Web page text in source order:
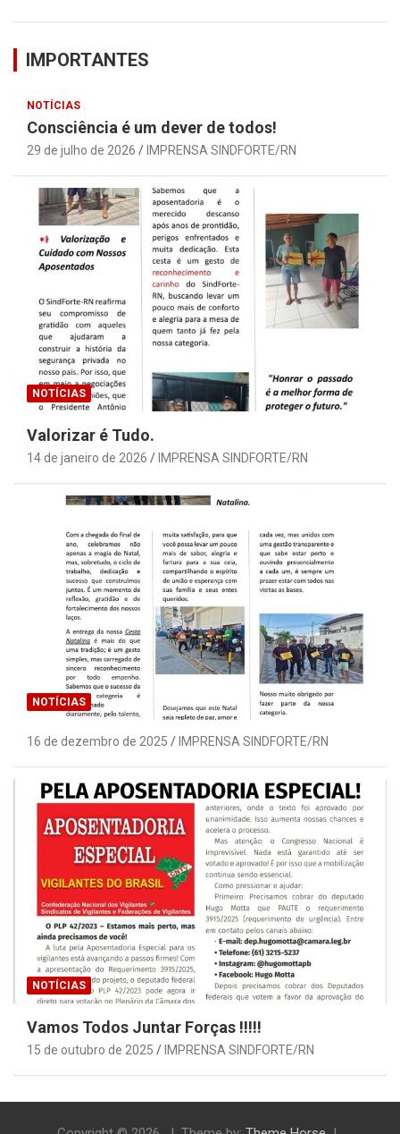
IMPORTANTES
NOTÍCIAS
Consciência é um dever de todos!
29 de julho de 2026 IMPRENSA SINDFORTE/RN
NOTÍCIAS
Valorizar é Tudo.
14 de janeiro de 2026 IMPRENSA SINDFORTE/RN
NOTÍCIAS
16 de dezembro de 2025 IMPRENSA SINDFORTE/RN
NOTÍCIAS
Vamos Todos Juntar Forças !!!!!
15 de outubro de 2025 IMPRENSA SINDFORTE/RN